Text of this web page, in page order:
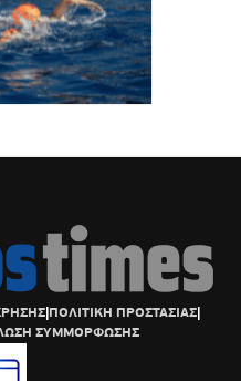
|ΠΟΛΙΤΙΚΗ ΠΡΟΣΤΑΣΙΑΣ|
ΣΥΜΜΟΡΦΩΣΗΣ